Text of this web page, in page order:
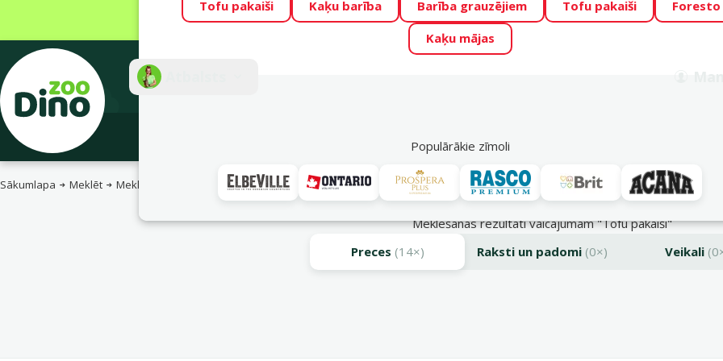
Visu mēnesi Dino Zoo piedāvā lieliskas cenas mīluļu TOP barībām! 🍖 →
Fotokonkurss “GADA ŪSAIŅI”! Varbūt tieši Tavs mīlulis būs 2027. gada
Tofu pakaiši Kaķu barība Barība grauzējiem Tofu pakaiši
Foresto
Kaķu mājas
Populārākie zīmoli
Akciju piedāvājumi
Sākumlapa Meklēt Meklēt
Meklēšanas rezultāti vaicājumam "Tofu pakaiši"
Preces (14×) Raksti un padomi (0×) Veikali